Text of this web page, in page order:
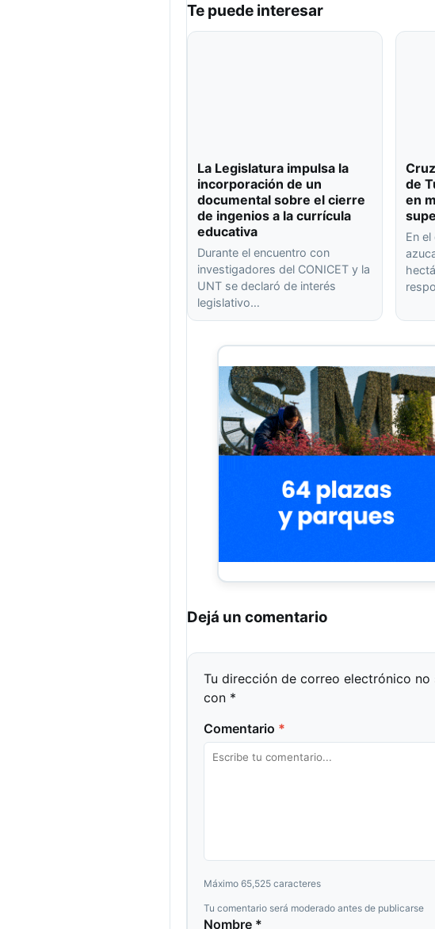
Te puede interesar
La Legislatura impulsa la
incorporación de un
documental sobre el cierre
de ingenios a la currícula
educativa
Durante el encuentro con
investigadores del CONICET y la
UNT se declaró de interés
legislativo…
de
en
En
Dejá un comentario
Tu dirección de correo electrónico no
con *
Comentario *
Máximo 65,525 caracteres
Tu comentario será moderado antes de publicarse
Nombre *